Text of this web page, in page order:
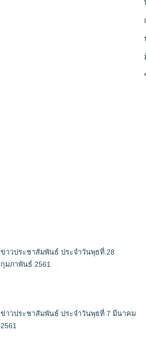
ข่าวประชาสัมพันธ์ ประจำวันพุธที่ 28
กุมภาพันธ์ 2561
ข่าวประชาสัมพันธ์ ประจำวันพุธที่ 7 มีนาคม
2561